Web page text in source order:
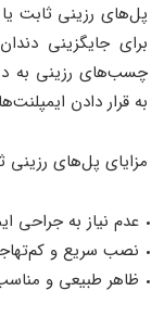
برای جایگزینی
چسب‌های رزینی به
به قرار دادن
مزایای پل‌های رزینی
عدم نیاز به جراحی
نصب سریع و
ظاهر طبیعی و